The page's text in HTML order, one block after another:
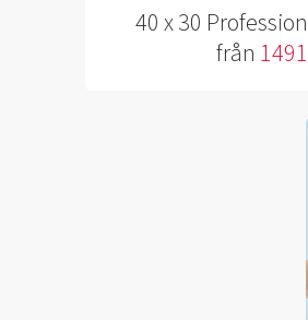
40 x 30
från